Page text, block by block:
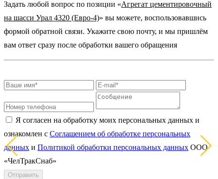
Задать любой вопрос по позиции «Агрегат цементировочный
на шасси Урал 4320 (Евро-4)» вы можете, воспользовавшись
формой обратной связи. Укажите свою почту, и мы пришлём
вам ответ сразу после обработки вашего обращения
Я согласен на обработку моих персональных данных и
ознакомлен с Соглашением об обработке персональных
данных и Политикой обработки персональных данных ООО
«ЧелТракСнаб»
Отправить